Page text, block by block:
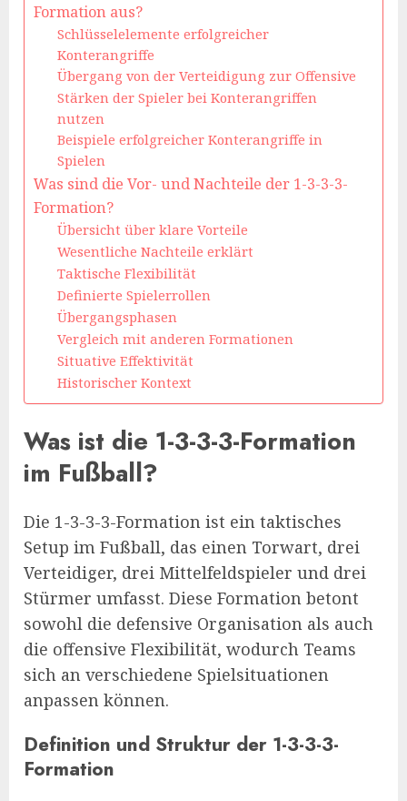
Formation aus?
Schlüsselelemente erfolgreicher
Konterangriffe
Übergang von der Verteidigung zur Offensive
Stärken der Spieler bei Konterangriffen
nutzen
Beispiele erfolgreicher Konterangriffe in
Spielen
Was sind die Vor- und Nachteile der 1-3-3-3-
Formation?
Übersicht über klare Vorteile
Wesentliche Nachteile erklärt
Taktische Flexibilität
Definierte Spielerrollen
Übergangsphasen
Vergleich mit anderen Formationen
Situative Effektivität
Historischer Kontext
Was ist die 1-3-3-3-Formation
im Fußball?
Die 1-3-3-3-Formation ist ein taktisches
Setup im Fußball, das einen Torwart, drei
Verteidiger, drei Mittelfeldspieler und drei
Stürmer umfasst. Diese Formation betont
sowohl die defensive Organisation als auch
die offensive Flexibilität, wodurch Teams
sich an verschiedene Spielsituationen
anpassen können.
Definition und Struktur der 1-3-3-3-
Formation